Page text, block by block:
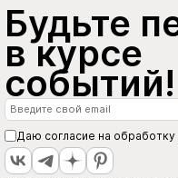
Будьте
в курсе
событий!
Даю согласие на обработку